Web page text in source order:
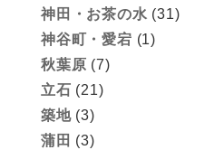
神田・お茶の水 (31)
神谷町・愛宕 (1)
秋葉原 (7)
立石 (21)
築地(3)
蒲田 (3)